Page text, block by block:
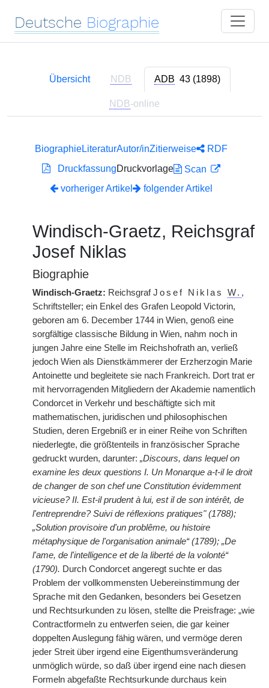
Deutsche Biographie
Übersicht NDB ADB 43 (1898)
NDB-online
BiographieLiteraturAutor/inZitierweise
RDF
DruckfassungDruckvorlage
Scan
vorheriger Artikel
folgender Artikel
Windisch-Graetz, Reichsgraf
Josef Niklas
Biographie
Windisch-Graetz: ReichsgrafJosef Niklas W. ,
Schriftsteller; ein Enkel des Grafen Leopold Victorin,
geboren am 6. December 1744 in Wien, genoß eine
sorgfältige classische Bildung in Wien, nahm noch in
jungen Jahre eine Stelle im Reichshofrath an, verließ
jedoch Wien als Dienstkämmerer der Erzherzogin Marie
Antoinette und begleitete sie nach Frankreich. Dort trat er
mit hervorragenden Mitgliedern der Akademie namentlich
Condorcet in Verkehr und beschäftigte sich mit
mathematischen, juridischen und philosophischen
Studien, deren Ergebniß er in einer Reihe von Schriften
niederlegte, die größtenteils in französischer Sprache
gedruckt wurden, darunter: „Discours, dans lequel on
examine les deux questions I. Un Monarque a-t-il le droit
de changer de son chef une Constitution évidemment
vicieuse? II. Est-il prudent à lui, est il de son intérêt, de
l'entreprendre? Suivi de réflexions pratiques" (1788);
„Solution provisoire d'un problême, ou histoire
métaphysique de l'organisation animale“ (1789); „De
l'ame, de l'intelligence et de la liberté de la volonté“
(1790). Durch Condorcet angeregt suchte er das
Problem der vollkommensten Uebereinstimmung der
Sprache mit den Gedanken, besonders bei Gesetzen
und Rechtsurkunden zu lösen, stellte die Preisfrage: „wie
Contractformeln zu entwerfen seien, die gar keiner
doppelten Auslegung fähig wären, und vermöge deren
jeder Streit über irgend eine Eigenthumsveränderung
unmöglich würde, so daß über irgend eine nach diesen
Formeln abgefaßte Rechtsurkunde durchaus kein